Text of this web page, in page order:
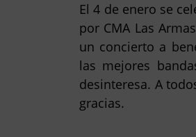
El 4 de enero se
por CMA Las
un concierto a
las mejores
desinteresa. A
gracias.